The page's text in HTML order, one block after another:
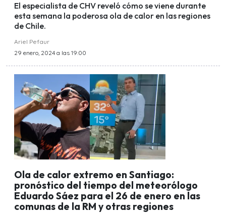
El especialista de CHV reveló cómo se viene durante
esta semana la poderosa ola de calor en las regiones
de Chile.
Ariel Pefaur
29 enero, 2024 a las 19:00
Ola de calor extremo en Santiago:
pronóstico del tiempo del meteorólogo
Eduardo Sáez para el 26 de enero en las
comunas de la RM y otras regiones